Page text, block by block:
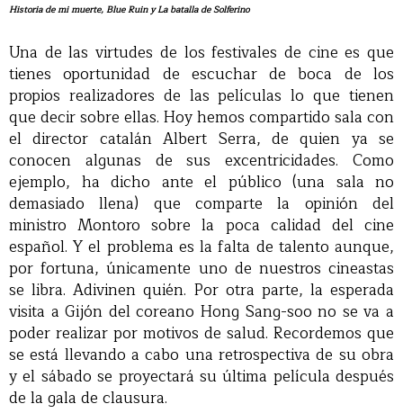
Historia de mi muerte, Blue Ruin y La batalla de Solferino
Una de las virtudes de los festivales de cine es que
tienes oportunidad de escuchar de boca de los
propios realizadores de las películas lo que tienen
que decir sobre ellas. Hoy hemos compartido sala con
el director catalán Albert Serra, de quien ya se
conocen algunas de sus excentricidades. Como
ejemplo, ha dicho ante el público (una sala no
demasiado llena) que comparte la opinión del
ministro Montoro sobre la poca calidad del cine
español. Y el problema es la falta de talento aunque,
por fortuna, únicamente uno de nuestros cineastas
se libra. Adivinen quién. Por otra parte, la esperada
visita a Gijón del coreano Hong Sang-soo no se va a
poder realizar por motivos de salud. Recordemos que
se está llevando a cabo una retrospectiva de su obra
y el sábado se proyectará su última película después
de la gala de clausura.